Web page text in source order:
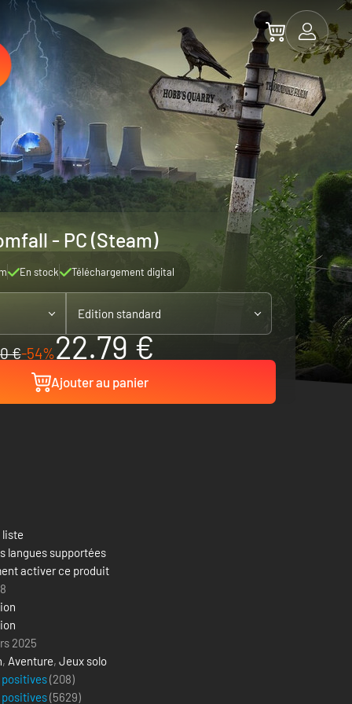
- PC (Steam)
En stock Téléchargement digital
Edition standard
€-54%22.79 €
Ajouter au panier
liste
langues supportées
activer ce produit
2025
, Aventure, Jeux solo
(208)
(5629)